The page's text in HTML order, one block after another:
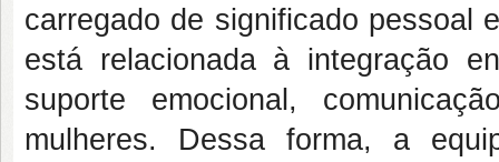
carregado de significado pessoal
está relacionada à integração
suporte emocional,
mulheres. Dessa forma, a